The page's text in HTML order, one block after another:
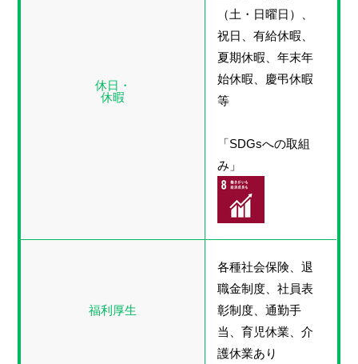
休日・
休暇
（土・日曜日）、
祝日、有給休暇、
夏期休暇、年末年
始休暇、慶弔休暇
等
「SDGsへの取組
み」
福利厚生
各種社会保険、退
職金制度、社員表
彰制度、通勤手
当、育児休業、介
護休業あり